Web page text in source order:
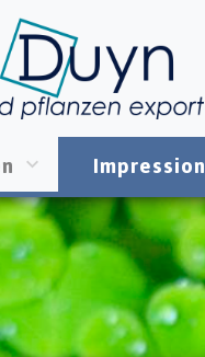
Impression